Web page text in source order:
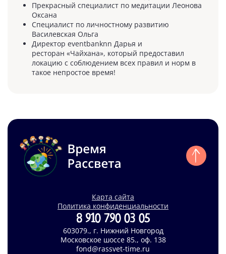
Прекрасный специалист по медитации Леонова
Оксана
Специалист по личностному развитию
Василевская Ольга
Директор еventbanknn Дарья и
ресторан «Чайхана», который предоставил
локацию с соблюдением всех правил и норм в
такое непростое время!
Карта сайта
Политика конфиденциальности
8 910 790 03 05
603079., г. Нижний Новгород
Московское шоссе 85., оф. 138
fond@rassvet-time.ru